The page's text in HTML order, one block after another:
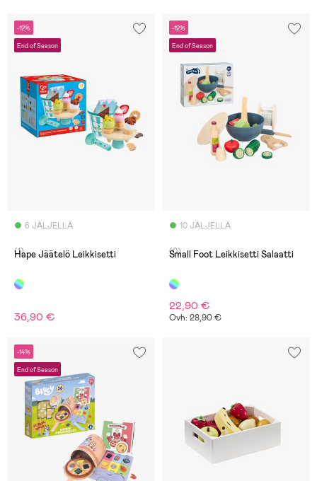
-12%
End of Season
6 JÄLJELLÄ
(1)
Hape Jäätelö Leikkisetti
36,90 €
-12%
End of Season
10 JÄLJELLÄ
(0)
Small Foot Leikkisetti Salaatti
22,90 €
Ovh: 28,90 €
-14%
End of Season